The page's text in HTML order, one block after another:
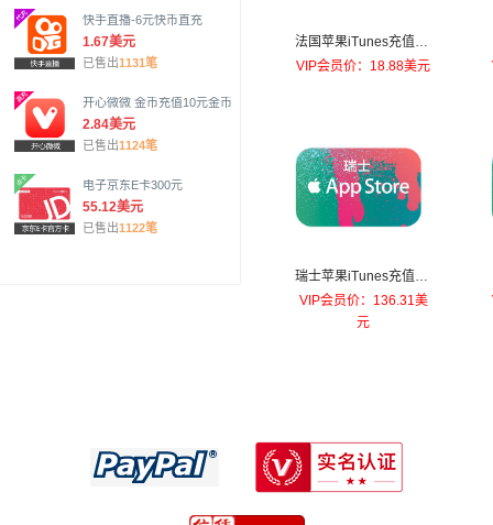
快手直播-6元快币直充
1.67美元
已售出1131笔
开心微微 金币充值10元金币
2.84美元
已售出1124笔
电子京东E卡300元
55.12美元
已售出1122笔
法国苹果iTunes充值卡-
10欧元
VIP会员价：18.88美元
瑞士苹果iTunes充值卡-
100法郎
VIP会员价：136.31美
元